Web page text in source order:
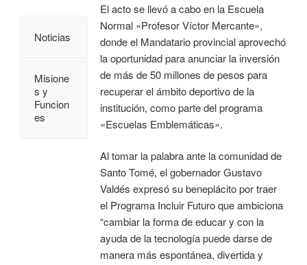
El acto se llevó a cabo en la Escuela
Normal «Profesor Víctor Mercante»,
donde el Mandatario provincial aprovechó
la oportunidad para anunciar la inversión
de más de 50 millones de pesos para
recuperar el ámbito deportivo de la
institución, como parte del programa
«Escuelas Emblemáticas».
Al tomar la palabra ante la comunidad de
Santo Tomé, el gobernador Gustavo
Valdés expresó su beneplácito por traer
el Programa Incluir Futuro que ambiciona
“cambiar la forma de educar y con la
ayuda de la tecnología puede darse de
manera más espontánea, divertida y
Noticias
Misione
s y
Funcion
es